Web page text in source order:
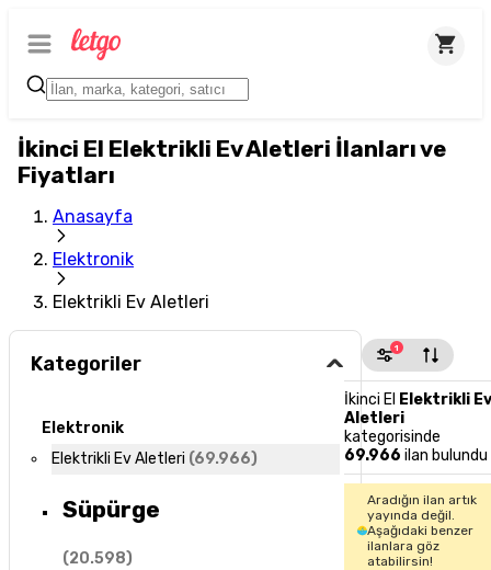
İkinci El Elektrikli Ev Aletleri İlanları ve
Fiyatları
Anasayfa
Elektronik
Elektrikli Ev Aletleri
Kategoriler
Elektronik
Elektrikli Ev Aletleri (69.966)
Süpürge
(20.598)
1
İkinci El Elektrikli
Aletleri
kategorisinde
69.966 ilan bulundu
Aradığın ilan artık
yayında değil.
Aşağıdaki benzer
ilanlara göz
atabilirsin!